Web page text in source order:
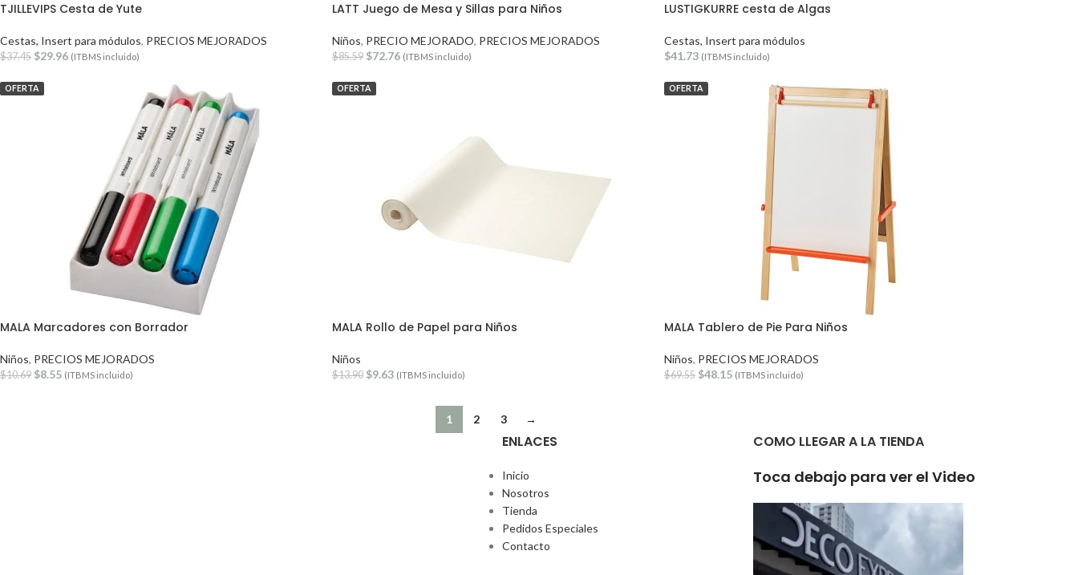
TJILLEVIPS Cesta de Yute
Cestas, Insert para módulos, PRECIOS MEJORADOS
$37.45 $29.96 (ITBMS incluido)
LATT Juego de Mesa y Sillas para Niños
Niños, PRECIO MEJORADO, PRECIOS MEJORADOS
$85.59 $72.76 (ITBMS incluido)
LUSTIGKURRE cesta de Algas
Cestas, Insert para módulos
$41.73 (ITBMS incluido)
OFERTA
MALA Marcadores con Borrador
Niños, PRECIOS MEJORADOS
$10.69 $8.55 (ITBMS incluido)
OFERTA
MALA Rollo de Papel para Niños
Niños
$13.90 $9.63 (ITBMS incluido)
OFERTA
MALA Tablero de Pie Para Niños
Niños, PRECIOS MEJORADOS
$69.55 $48.15 (ITBMS incluido)
1 2 3 →
ENLACES
Inicio
Nosotros
Tienda
Pedidos Especiales
Contacto
COMO LLEGAR A LA TIENDA
Toca debajo para ver el Video